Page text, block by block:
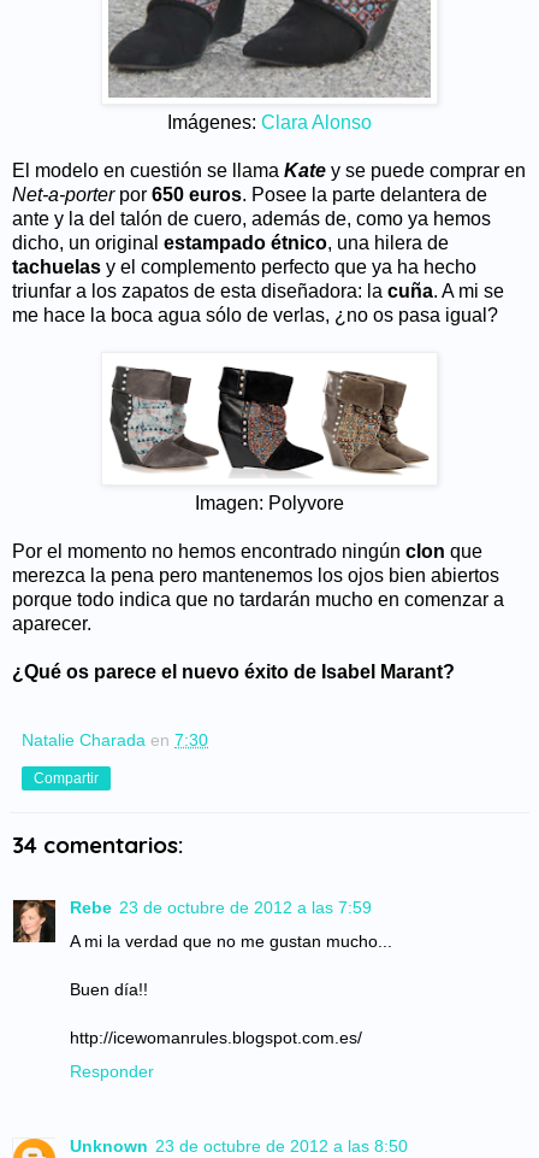
Imágenes: Clara Alonso
El modelo en cuestión se llama Kate y se puede comprar en
Net-a-porterpor 650 euros. Posee la parte delantera de
ante y la del talón de cuero, además de, como ya hemos
dicho, un original estampado étnico, una hilera de
tachuelas y el complemento perfecto que ya ha hecho
triunfar a los zapatos de esta diseñadora: la cuña. A mi se
me hace la boca agua sólo de verlas, ¿no os pasa igual?
Imagen: Polyvore
Por el momento no hemos encontrado ningún clon que
merezca la pena pero mantenemos los ojos bien abiertos
porque todo indica que no tardarán mucho en comenzar a
aparecer.
¿Qué os parece el nuevo éxito de Isabel Marant?
Natalie Charada en 7:30
Compartir
34 comentarios:
Rebe 23 de octubre de 2012 a las 7:59
A mi la verdad que no me gustan mucho...
Buen día!!
http://icewomanrules.blogspot.com.es/
Responder
Unknown 23 de octubre de 2012 a las 8:50